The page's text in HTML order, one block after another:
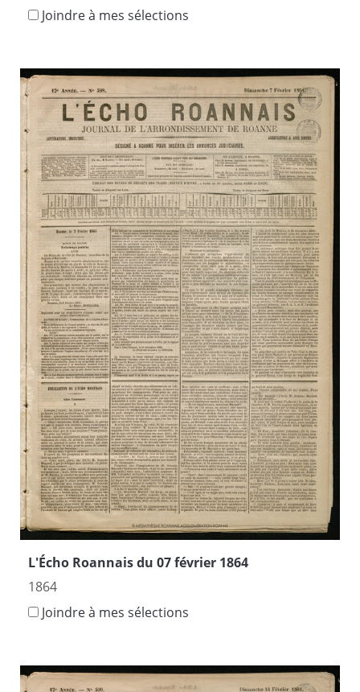
Joindre à mes sélections
L'Écho Roannais du 07 février 1864
1864
Joindre à mes sélections